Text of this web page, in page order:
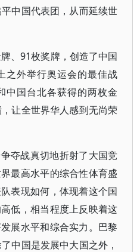
中国代表团，从而延续世
、91枚奖牌，创造了中国
之外举行奥运会的最佳战
中国台北各获得的两枚金
让全世界华人感到无尚荣
夺战真切地折射了大国竞
最高水平的综合性体育盛
表现如何，体现着这个国
低，相当程度上反映着这
展水平和综合实力。巴黎
中国是发展中大国之外，